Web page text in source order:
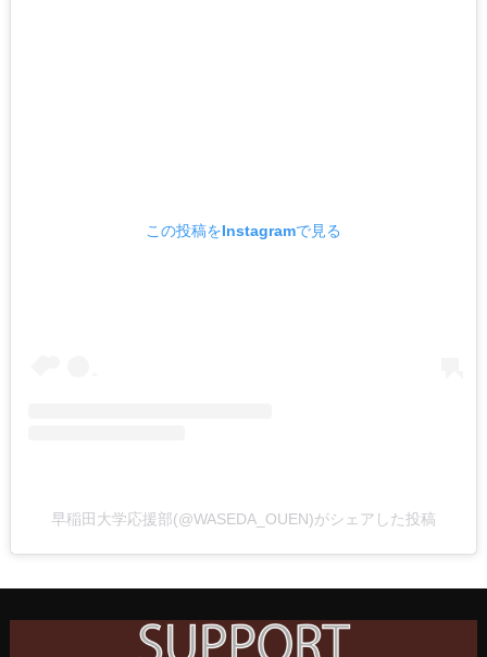
この投稿をInstagramで見る
早稲田大学応援部(@WASEDA_OUEN)がシェアした投稿